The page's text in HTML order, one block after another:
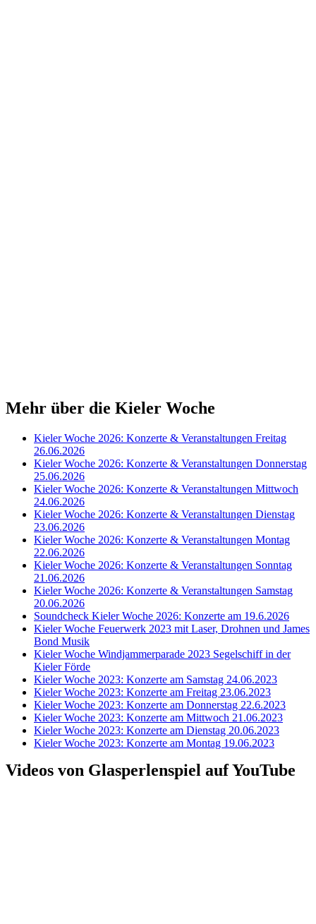
Mehr über die Kieler Woche
Kieler Woche 2026: Konzerte & Veranstaltungen Freitag
26.06.2026
Kieler Woche 2026: Konzerte & Veranstaltungen Donnerstag
25.06.2026
Kieler Woche 2026: Konzerte & Veranstaltungen Mittwoch
24.06.2026
Kieler Woche 2026: Konzerte & Veranstaltungen Dienstag
23.06.2026
Kieler Woche 2026: Konzerte & Veranstaltungen Montag
22.06.2026
Kieler Woche 2026: Konzerte & Veranstaltungen Sonntag
21.06.2026
Kieler Woche 2026: Konzerte & Veranstaltungen Samstag
20.06.2026
Soundcheck Kieler Woche 2026: Konzerte am 19.6.2026
Kieler Woche Feuerwerk 2023 mit Laser, Drohnen und James
Bond Musik
Kieler Woche Windjammerparade 2023 Segelschiff in der
Kieler Förde
Kieler Woche 2023: Konzerte am Samstag 24.06.2023
Kieler Woche 2023: Konzerte am Freitag 23.06.2023
Kieler Woche 2023: Konzerte am Donnerstag 22.6.2023
Kieler Woche 2023: Konzerte am Mittwoch 21.06.2023
Kieler Woche 2023: Konzerte am Dienstag 20.06.2023
Kieler Woche 2023: Konzerte am Montag 19.06.2023
Videos von Glasperlenspiel auf YouTube